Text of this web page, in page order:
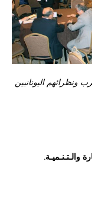
ونظرائهم اليونانيين
والـتـنـميـة.